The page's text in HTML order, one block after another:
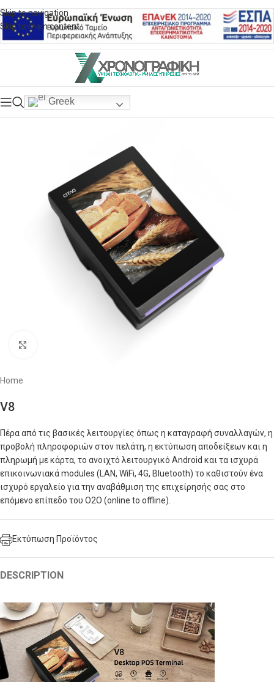
Skip to navigation
Skip to main content
Greek
Home
V8
Πέρα από τις βασικές λειτουργίες όπως η καταγραφή συναλλαγών, η
προβολή πληροφοριών στον πελάτη, η εκτύπωση αποδείξεων και η
πληρωμή με κάρτα, το ανοιχτό λειτουργικό Android και τα ισχυρά
επικοινωνιακά modules (LAN, WiFi, 4G, Bluetooth) το καθιστούν ένα
ισχυρό εργαλείο για την αναβάθμιση της επιχείρησής σας στο
επόμενο επίπεδο του O2O (online to offline).
Εκτύπωση Προϊόντος
DESCRIPTION